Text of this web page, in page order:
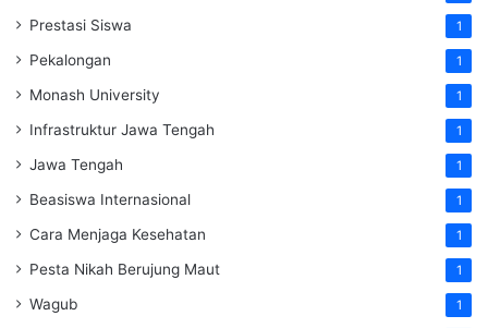
Prestasi Siswa 1
Pekalongan 1
Monash University 1
Infrastruktur Jawa Tengah 1
Jawa Tengah 1
Beasiswa Internasional 1
Cara Menjaga Kesehatan 1
Pesta Nikah Berujung Maut 1
Wagub 1